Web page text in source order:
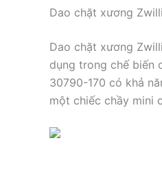
Dao chặt xương
Dao chặt xương
dụng trong chế biến
30790-170 có khả
một chiếc chầy mini